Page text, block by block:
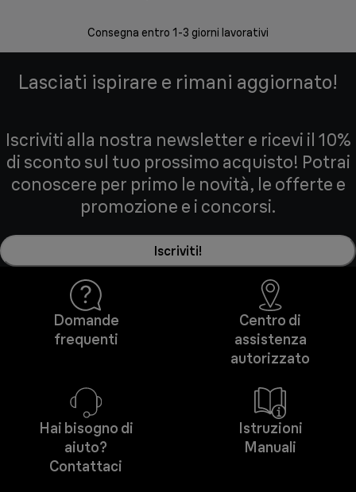
Consegna entro 1-3 giorni lavorativi
Lasciati ispirare e rimani aggiornato!
Iscriviti alla nostra newsletter e ricevi il 10%
di sconto sul tuo prossimo acquisto! Potrai
conoscere per primo le novità, le offerte e
promozione e i concorsi.
Iscriviti!
Domande
frequenti
Centro di
assistenza
autorizzato
Hai bisogno di
aiuto?
Contattaci
Istruzioni
Manuali